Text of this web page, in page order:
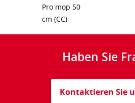
Pro mop 50
cm (CC)
Haben Sie
Kontaktieren Sie